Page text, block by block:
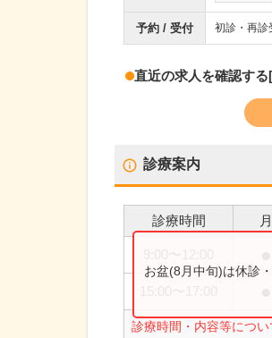
予約 / 受付 初診・再診
直近の求人を確認する
診療案内
診療時間 月
診療時間・内容等につ
お盆(8月中旬)は休診